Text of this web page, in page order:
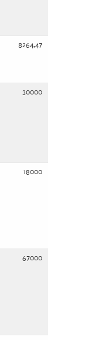
8264,47
30000
18000
67000